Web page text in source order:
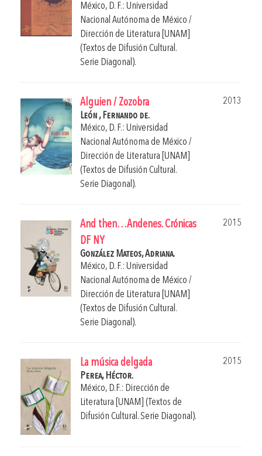
México, D. F.: Universidad
Nacional Autónoma de México /
Dirección de Literatura [UNAM]
(Textos de Difusión Cultural.
Serie Diagonal).
Alguien / Zozobra
2013
León , Fernando de.
México, D. F.: Universidad
Nacional Autónoma de México /
Dirección de Literatura [UNAM]
(Textos de Difusión Cultural.
Serie Diagonal).
And then…Andenes. Crónicas
DF NY
2015
González Mateos, Adriana.
México, D. F.: Universidad
Nacional Autónoma de México /
Dirección de Literatura [UNAM]
(Textos de Difusión Cultural.
Serie Diagonal).
La música delgada
2015
Perea, Héctor.
México, D.F.: Dirección de
Literatura [UNAM] (Textos de
Difusión Cultural. Serie Diagonal).